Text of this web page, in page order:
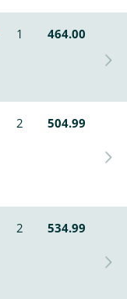
1
464.00
2 504.99
2 534.99